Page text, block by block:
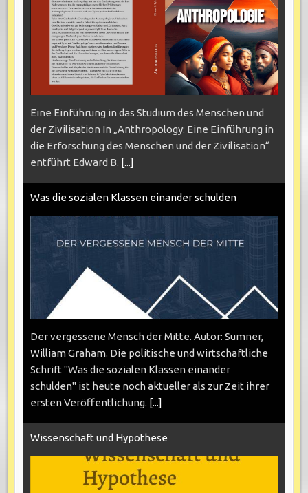
Eine Einführung in das Studium des Menschen und
der Zivilisation In „Anthropology: Eine Einführung in
die Erforschung des Menschen und der Zivilisation“
entführt Edward B. [...]
Was die sozialen Klassen einander schulden
Der vergessene Mensch der Mitte. Autor: Sumner,
William Graham. Die politische und wirtschaftliche
Schrift "Was die sozialen Klassen einander
schulden" ist heute noch aktueller als zur Zeit ihrer
ersten Veröffentlichung. [...]
Wissenschaft und Hypothese